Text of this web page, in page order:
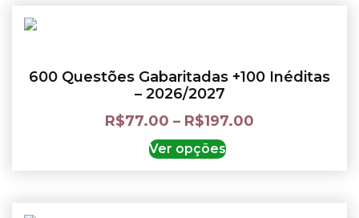
600 Questões Gabaritadas +100 Inéditas
– 2026/2027
R$77.00 – R$197.00
Ver opções